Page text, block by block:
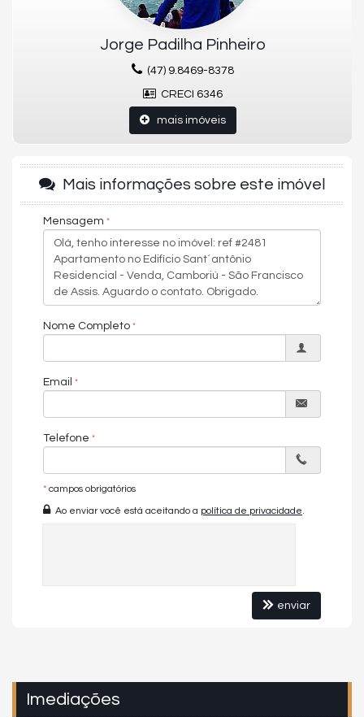
EMPREENDIMENTO
Playground
Jacuzzi
Interfone
Hall de entrada decorado e mobiliado
Circuito Tv
Área total (m²)
112.3m²
Área privativa (m²)
75.45m²
ENTRADA
PARCELAMENTO (24X)
REFORÇO / BALÃO (3X)
R$ 50.000,00
Parcelas e reforços corrigidos
Jorge Padilha Pinheiro
(47) 9.8469-8378
CRECI 6346
mais imóveis
Mais informações sobre este imóvel
Mensagem
Nome Completo
Email
Telefone
* campos obrigatórios
Ao enviar você está aceitando a política de privacidade
enviar
Imediações